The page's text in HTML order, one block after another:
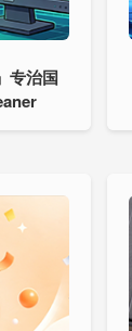
专治国